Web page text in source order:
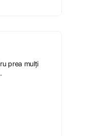
prea mulți